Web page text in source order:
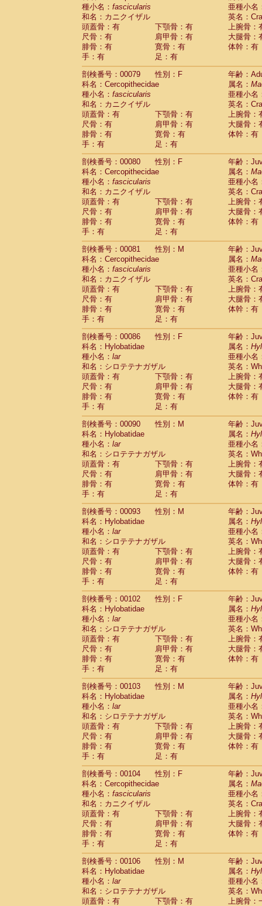
種小名： fascicularis
亜種小名
和名：カニクイザル
英名：
頭蓋骨：有
下顎骨：有
上腕骨：
尺骨：有
肩甲骨：有
大腿骨：
腓骨：有
寛骨：有
体幹：有
手：有
足：有
剖検番号：00079
性別：F
年齢：
科名：Cercopithecidae
属名：
種小名： fascicularis
亜種小名
和名：カニクイザル
英名：
頭蓋骨：有
下顎骨：有
上腕骨：
尺骨：有
肩甲骨：有
大腿骨：
腓骨：有
寛骨：有
体幹：有
手：有
足：有
剖検番号：00080
性別：F
年齢：
科名：Cercopithecidae
属名：
種小名： fascicularis
亜種小名
和名：カニクイザル
英名：
頭蓋骨：有
下顎骨：有
上腕骨：
尺骨：有
肩甲骨：有
大腿骨：
腓骨：有
寛骨：有
体幹：有
手：有
足：有
剖検番号：00081
性別：M
年齢：
科名：Cercopithecidae
属名：
種小名： fascicularis
亜種小名
和名：カニクイザル
英名：
頭蓋骨：有
下顎骨：有
上腕骨：
尺骨：有
肩甲骨：有
大腿骨：
腓骨：有
寛骨：有
体幹：有
手：有
足：有
剖検番号：00086
性別：F
年齢：
科名：Hylobatidae
属名：
種小名： lar
亜種小名
和名：シロテテナガザル
英名：
頭蓋骨：有
下顎骨：有
上腕骨：
尺骨：有
肩甲骨：有
大腿骨：
腓骨：有
寛骨：有
体幹：有
手：有
足：有
剖検番号：00090
性別：M
年齢：
科名：Hylobatidae
属名：
種小名： lar
亜種小名
和名：シロテテナガザル
英名：
頭蓋骨：有
下顎骨：有
上腕骨：
尺骨：有
肩甲骨：有
大腿骨：
腓骨：有
寛骨：有
体幹：有
手：有
足：有
剖検番号：00093
性別：M
年齢：
科名：Hylobatidae
属名：
種小名： lar
亜種小名
和名：シロテテナガザル
英名：
頭蓋骨：有
下顎骨：有
上腕骨：
尺骨：有
肩甲骨：有
大腿骨：
腓骨：有
寛骨：有
体幹：有
手：有
足：有
剖検番号：00102
性別：F
年齢：
科名：Hylobatidae
属名：
種小名： lar
亜種小名
和名：シロテテナガザル
英名：
頭蓋骨：有
下顎骨：有
上腕骨：
尺骨：有
肩甲骨：有
大腿骨：
腓骨：有
寛骨：有
体幹：有
手：有
足：有
剖検番号：00103
性別：M
年齢：
科名：Hylobatidae
属名：
種小名： lar
亜種小名
和名：シロテテナガザル
英名：
頭蓋骨：有
下顎骨：有
上腕骨：
尺骨：有
肩甲骨：有
大腿骨：
腓骨：有
寛骨：有
体幹：有
手：有
足：有
剖検番号：00104
性別：F
年齢：
科名：Cercopithecidae
属名：
種小名： fascicularis
亜種小名
和名：カニクイザル
英名：
頭蓋骨：有
下顎骨：有
上腕骨：
尺骨：有
肩甲骨：有
大腿骨：
腓骨：有
寛骨：有
体幹：有
手：有
足：有
剖検番号：00106
性別：M
年齢：
科名：Hylobatidae
属名：
種小名： lar
亜種小名
和名：シロテテナガザル
英名：
頭蓋骨：有
下顎骨：有
上腕骨：